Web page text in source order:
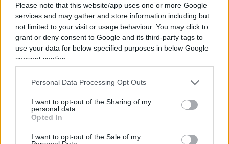
Please note that this website/app uses one or more Google
services and may gather and store information including but
not limited to your visit or usage behaviour. You may click to
grant or deny consent to Google and its third-party tags to
use your data for below specified purposes in below Google
consent section.
Personal Data Processing Opt Outs
I want to opt-out of the Sharing of my
personal data.
Opted In
I want to opt-out of the Sale of my
patetico ribellismo di Tomaso Montanari). Molti lo
hanno idolatrato, difendendolo pure nel pieno di
evidenti errori. Tutti gli altri, tantissimi, hanno
finito col votarlo anche e a causa di
quell’eccessiva attenzione ai dettagli privati
due battute ad Angela Merkel se poi abolisci l’Ici?
Per approfondire